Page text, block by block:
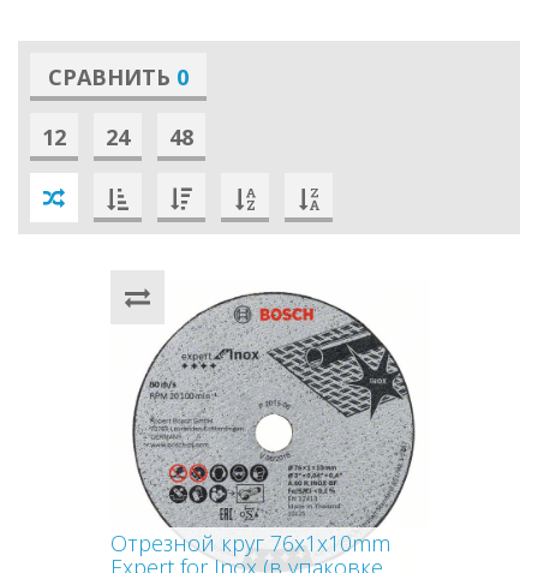
СРАВНИТЬ 0
12 24 48
Отрезной круг 76x1x10mm
Expert for Inox (в упаковке